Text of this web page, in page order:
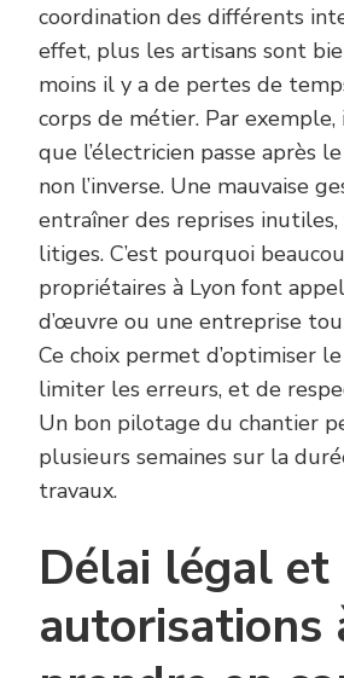
coordination des différents
effet, plus les artisans sont
moins il y a de pertes de
corps de métier. Par
que l’électricien passe après
non l’inverse. Une mauvaise
entraîner des reprises inutiles,
litiges. C’est pourquoi
propriétaires à Lyon font
d’œuvre ou une entreprise
Ce choix permet d’optimiser
limiter les erreurs, et de
Un bon pilotage du chantier
plusieurs semaines sur la
travaux.
Délai légal et
autorisations